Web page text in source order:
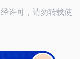
许可，请勿转载使